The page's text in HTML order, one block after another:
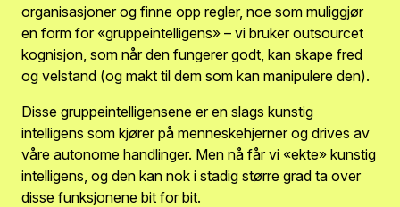
organisasjoner og finne opp regler, noe som muliggjør
en form for «gruppeintelligens» – vi bruker outsourcet
kognisjon, som når den fungerer godt, kan skape fred
og velstand (og makt til dem som kan manipulere den).
Disse gruppeintelligensene er en slags kunstig
intelligens som kjører på menneskehjerner og drives av
våre autonome handlinger. Men nå får vi «ekte» kunstig
intelligens, og den kan nok i stadig større grad ta over
disse funksjonene bit for bit.